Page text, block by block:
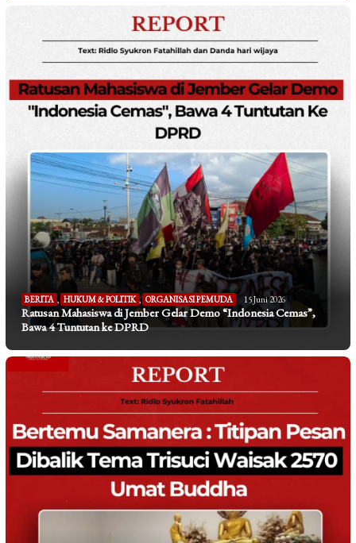
BERITA , HUKUM & POLITIK , ORGANISASI PEMUDA 15 Juni 2026
Ratusan Mahasiswa di Jember Gelar Demo “Indonesia Cemas”,
Bawa 4 Tuntutan ke DPRD